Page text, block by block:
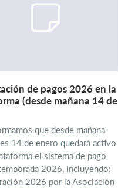
de pagos 2026 en la
(desde mañana 14 de
que desde mañana
14 de enero quedará activo
el sistema de pago
2026, incluyendo:
2026 por la Asociación